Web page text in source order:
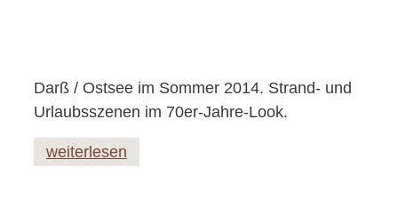
Darß / Ostsee im Sommer 2014. Strand- und
Urlaubsszenen im 70er-Jahre-Look.
weiterlesen